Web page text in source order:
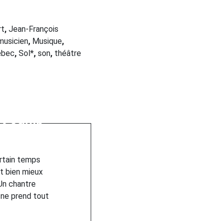
, Jean-François
, Musique,
, Sol*, son, théâtre
temps
bien mieux
chantre
prend tout